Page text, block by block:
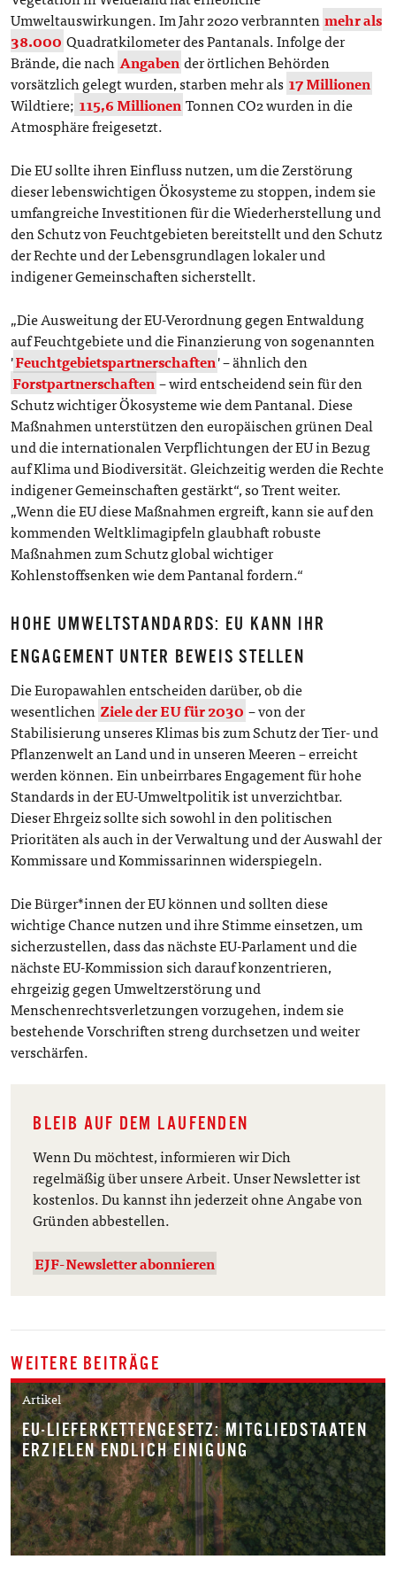
Umweltauswirkungen. Im Jahr 2020 verbrannten mehr als
38.000 Quadratkilometer des Pantanals. Infolge der
Brände, die nach Angabender örtlichen Behörden
vorsätzlich gelegt wurden, starben mehr als 17 Millionen
Wildtiere; 115,6 MillionenTonnen CO2 wurden in die
Atmosphäre freigesetzt.
Die EU sollte ihren Einfluss nutzen, um die Zerstörung
dieser lebenswichtigen Ökosysteme zu stoppen, indem sie
umfangreiche Investitionen für die Wiederherstellung und
den Schutz von Feuchtgebieten bereitstellt und den Schutz
der Rechte und der Lebensgrundlagen lokaler und
indigener Gemeinschaften sicherstellt.
„Die Ausweitung der EU-Verordnung gegen Entwaldung
auf Feuchtgebiete und die Finanzierung von sogenannten
'Feuchtgebietspartnerschaften' – ähnlich den
Forstpartnerschaften– wird entscheidend sein für den
Schutz wichtiger Ökosysteme wie dem Pantanal. Diese
Maßnahmen unterstützen den europäischen grünen Deal
und die internationalen Verpflichtungen der EU in Bezug
auf Klima und Biodiversität. Gleichzeitig werden die Rechte
indigener Gemeinschaften gestärkt“, so Trent weiter.
„Wenn die EU diese Maßnahmen ergreift, kann sie auf den
kommenden Weltklimagipfeln glaubhaft robuste
Maßnahmen zum Schutz global wichtiger
Kohlenstoffsenken wie dem Pantanal fordern.“
HOHE UMWELTSTANDARDS: EU KANN IHR
ENGAGEMENT UNTER BEWEIS STELLEN
Die Europawahlen entscheiden darüber, ob die
wesentlichen Ziele der EU für 2030 – von der
Stabilisierung unseres Klimas bis zum Schutz der Tier- und
Pflanzenwelt an Land und in unseren Meeren – erreicht
werden können. Ein unbeirrbares Engagement für hohe
Standards in der EU-Umweltpolitik ist unverzichtbar.
Dieser Ehrgeiz sollte sich sowohl in den politischen
Prioritäten als auch in der Verwaltung und der Auswahl der
Kommissare und Kommissarinnen widerspiegeln.
Die Bürger*innen der EU können und sollten diese
wichtige Chance nutzen und ihre Stimme einsetzen, um
sicherzustellen, dass das nächste EU-Parlament und die
nächste EU-Kommission sich darauf konzentrieren,
ehrgeizig gegen Umweltzerstörung und
Menschenrechtsverletzungen vorzugehen, indem sie
bestehende Vorschriften streng durchsetzen und weiter
verschärfen.
BLEIB AUF DEM LAUFENDEN
Wenn Du möchtest, informieren wir Dich
regelmäßig über unsere Arbeit. Unser Newsletter ist
kostenlos. Du kannst ihn jederzeit ohne Angabe von
Gründen abbestellen.
EJF-Newsletter abonnieren
WEITERE BEITRÄGE
Artikel
EU-LIEFERKETTENGESETZ: MITGLIEDSTAATEN
ERZIELEN ENDLICH EINIGUNG